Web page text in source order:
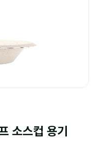
소스컵 용기